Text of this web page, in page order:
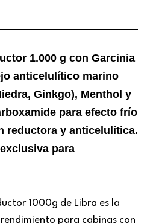
1.000 g con Garcinia
anticelulítico marino
Ginkgo), Menthol y
para efecto frío
reductora y anticelulítica.
para
1000g de Libra es la
para cabinas con